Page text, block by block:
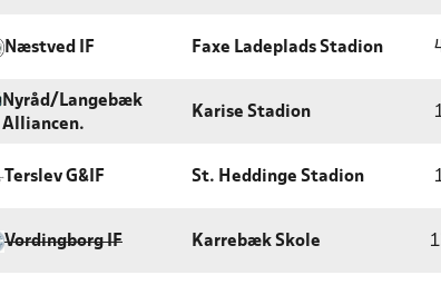
Næstved IF Faxe Ladeplads Stadion
Nyråd/Langebæk
Alliancen.
Karise Stadion
Terslev G&IF St. Heddinge Stadion
Vordingborg IF Karrebæk Skole